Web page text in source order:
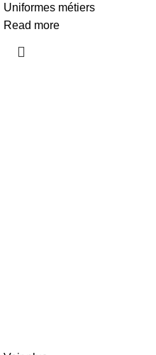
Uniformes métiers
Read more